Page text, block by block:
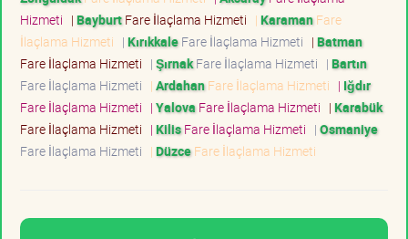
Hizmeti | BayburtFare İlaçlama Hizmeti | KaramanFare
İlaçlama Hizmeti | KırıkkaleFare İlaçlama Hizmeti | Batman
Fare İlaçlama Hizmeti | ŞırnakFare İlaçlama Hizmeti | Bartın
Fare İlaçlama Hizmeti | ArdahanFare İlaçlama Hizmeti | Iğdır
Fare İlaçlama Hizmeti | Yalova Fare İlaçlama Hizmeti | Karabük
Fare İlaçlama Hizmeti | KilisFare İlaçlama Hizmeti | Osmaniye
Fare İlaçlama Hizmeti | DüzceFare İlaçlama Hizmeti